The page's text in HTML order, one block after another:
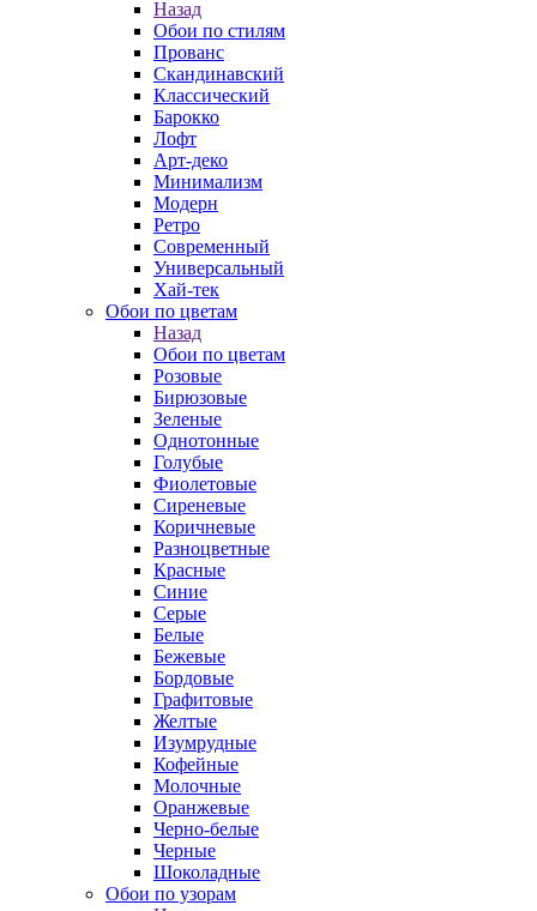
Назад
Обои по стилям
Прованс
Скандинавский
Классический
Барокко
Лофт
Арт-деко
Минимализм
Модерн
Ретро
Современный
Универсальный
Хай-тек
Обои по цветам
Назад
Обои по цветам
Розовые
Бирюзовые
Зеленые
Однотонные
Голубые
Фиолетовые
Сиреневые
Коричневые
Разноцветные
Красные
Синие
Серые
Белые
Бежевые
Бордовые
Графитовые
Желтые
Изумрудные
Кофейные
Молочные
Оранжевые
Черно-белые
Черные
Шоколадные
Обои по узорам